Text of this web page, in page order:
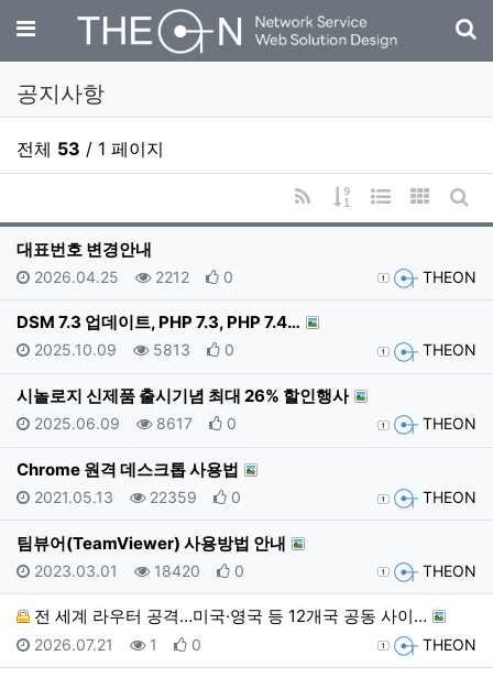
메뉴
공지사항
전체 53 / 1 페이지
RSS
게시물 정렬
웹진 스타일
갤러리게
대표번호 변경안내
등록자 THEON
등록일
2026.04.25 조회
2212 추천
0
DSM 7.3 업데이트, PHP 7.3, PHP 7.4…
등록자 THEON
등록일
2025.10.09 조회
5813 추천
0
시놀로지 신제품 출시기념 최대 26% 할인행사
등록자 THEON
등록일
2025.06.09 조회
8617 추천
0
Chrome 원격 데스크톱 사용법
등록자 THEON
등록일
2021.05.13 조회
22359 추천
0
팀뷰어(TeamViewer) 사용방법 안내
등록자 THEON
등록일
2023.03.01 조회
18420 추천
0
전 세계 라우터 공격…미국·영국 등 12개국 공동 사이…
등록자 THEON
등록일
2026.07.21 조회
1 추천
0